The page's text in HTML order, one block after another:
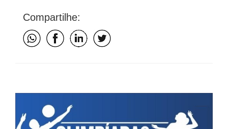
Compartilhe: